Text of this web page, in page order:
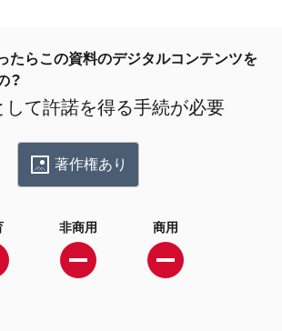
たらこの資料のデジタルコンテンツを
？
して許諾を得る手続が必要
著作権あり
非商用 商用